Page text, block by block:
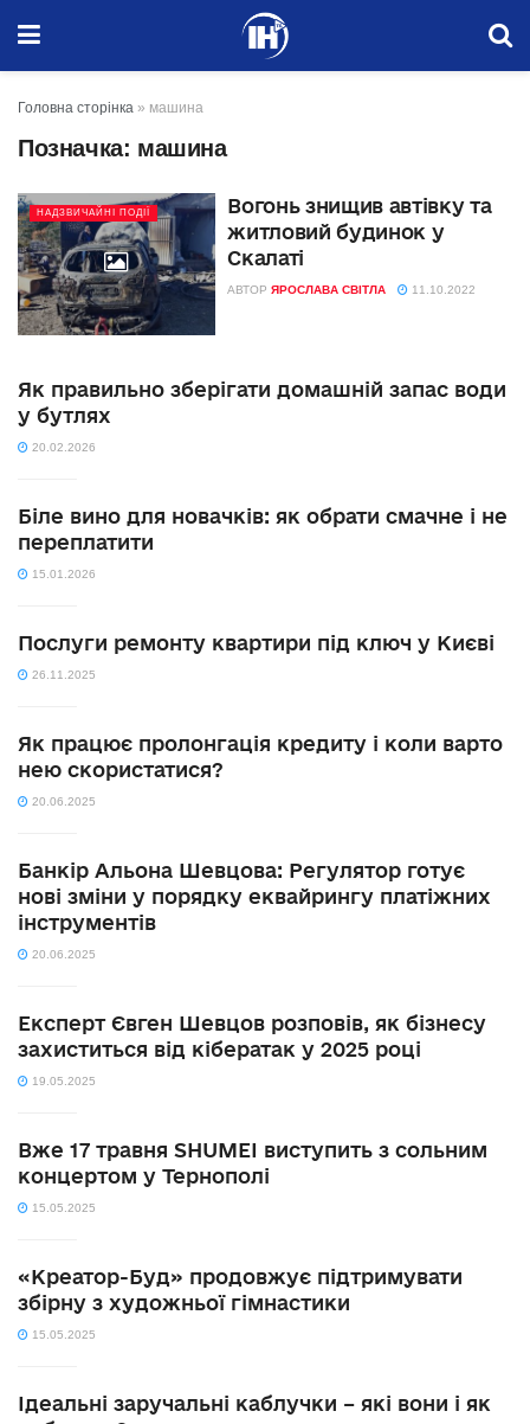
Головна сторінка » машина
Позначка: машина
НАДЗВИЧАЙНІ ПОДІЇ
Вогонь знищив автівку та
житловий будинок у
Скалаті
АВТОР ЯРОСЛАВА СВІТЛА 11.10.2022
Як правильно зберігати домашній запас води
у бутлях
20.02.2026
Біле вино для новачків: як обрати смачне і не
переплатити
15.01.2026
Послуги ремонту квартири під ключ у Києві
26.11.2025
Як працює пролонгація кредиту і коли варто
нею скористатися?
20.06.2025
Банкір Альона Шевцова: Регулятор готує
нові зміни у порядку еквайрингу платіжних
інструментів
20.06.2025
Експерт Євген Шевцов розповів, як бізнесу
захиститься від кібератак у 2025 році
19.05.2025
Вже 17 травня SHUMEI виступить з сольним
концертом у Тернополі
15.05.2025
«Креатор-Буд» продовжує підтримувати
збірну з художньої гімнастики
15.05.2025
Ідеальні заручальні каблучки – які вони і як